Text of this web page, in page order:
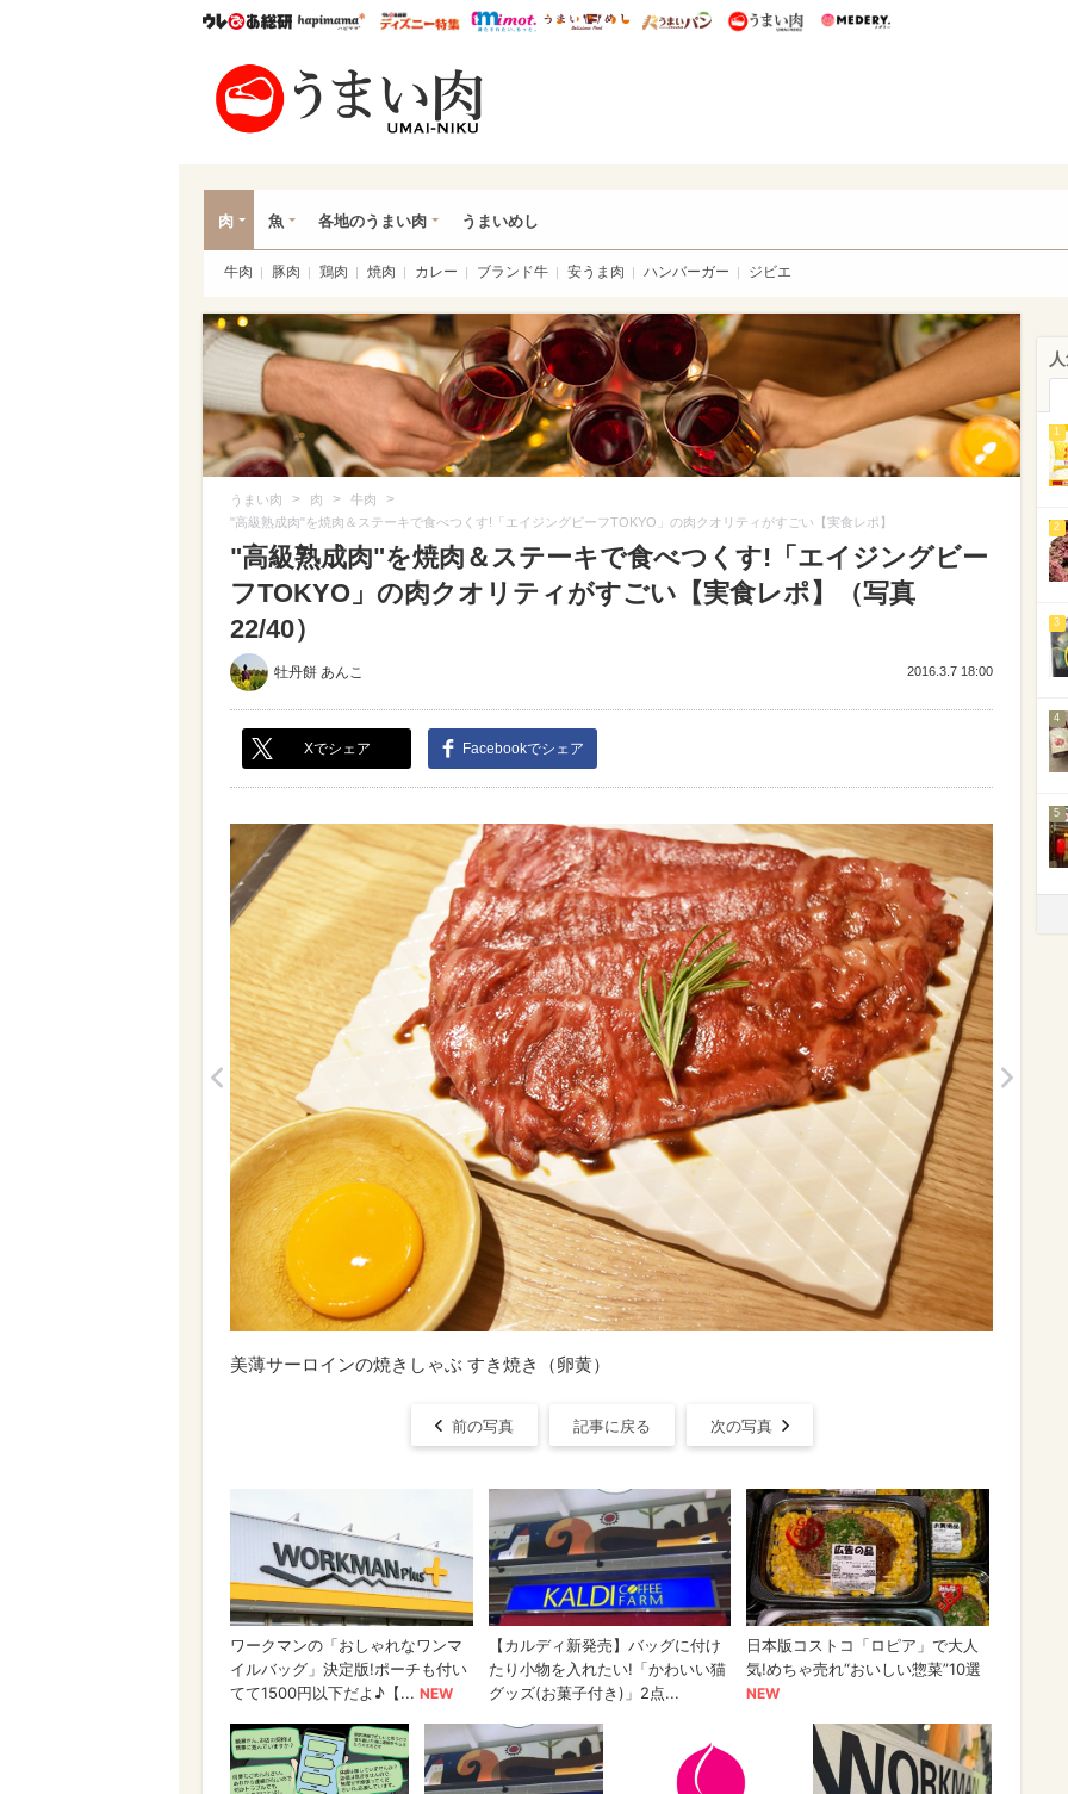
ウレぴあ総研ハピママ* ウレぴあ総研 ディズニー特集
mimot. うまいめし うまいパン うまい肉
肉 魚 各地のうまい肉 うまいめし
牛肉 豚肉 鶏肉 焼肉 カレー ブランド牛 安うま肉 ハンバーガー ジビエ
うまい肉 > 肉 > 牛肉 >
"高級熟成肉"を焼肉＆ステーキで食べつくす!「エイジングビーフTOKYO」の肉クオリティがすごい【実食レポ】
"高級熟成肉"を焼肉＆ステーキで食べつくす!「エイジングビー
フTOKYO」の肉クオリティがすごい【実食レポ】（写真
22/40）
牡丹餅 あんこ 2016.3.7 18:00
Xでシェア Facebookでシェア
美薄サーロインの焼きしゃぶ すき焼き（卵黄）
前の写真 記事に戻る 次の写真
1
2
3
4
5